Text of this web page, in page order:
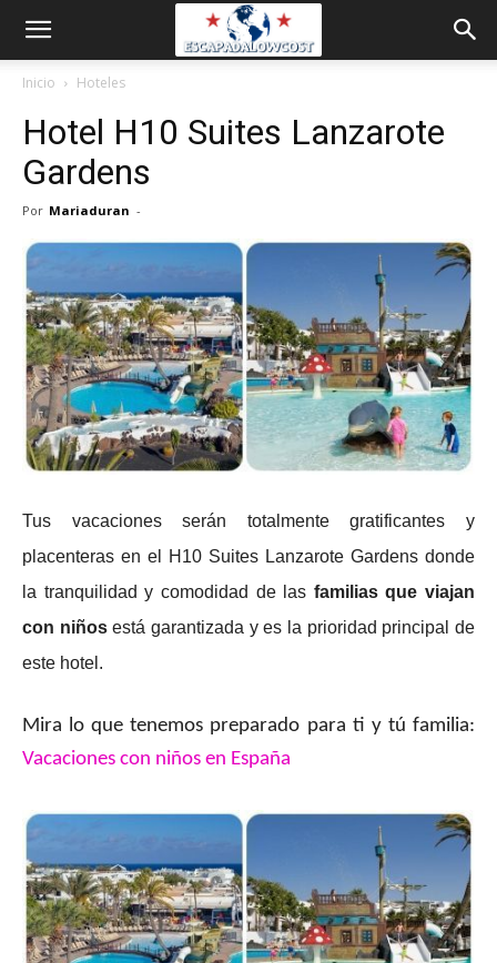
Inicio Hoteles
Hotel H10 Suites Lanzarote
Gardens
Por Mariaduran -
Tus vacaciones serán totalmente gratificantes y
placenteras en el H10 Suites Lanzarote Gardens donde
la tranquilidad y comodidad de las familias que viajan
con niñosestá garantizada y es la prioridad principal de
este hotel.
Mira lo que tenemos preparado para ti y tú familia:
Vacaciones con niños en España